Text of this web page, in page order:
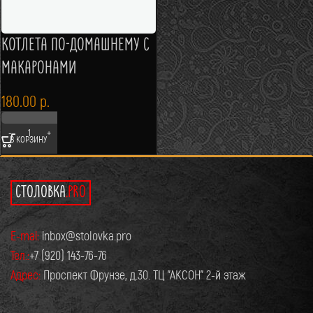
КОТЛЕТА ПО-ДОМАШНЕМУ С
МАКАРОНАМИ
180.00 р.
В КОРЗИНУ
СТОЛОВКА.PRO
E-mai: inbox@stolovka.pro
Тел.:+7 (920) 143-76-76
Адрес: Проспект Фрунзе, д.30. ТЦ "АКСОН" 2-й этаж